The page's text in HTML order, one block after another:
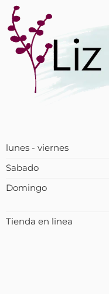
lunes - viernes
Sabado
Domingo
Tienda en linea